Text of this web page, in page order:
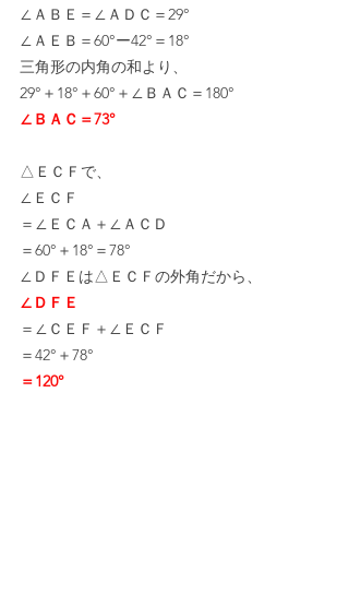
∠ＡＢＥ＝∠ＡＤＣ＝29°
∠ＡＥＢ＝60°ー42°＝18°
三角形の内角の和より、
29°＋18°＋60°＋∠ＢＡＣ＝180°
∠ＢＡＣ＝73°
△ＥＣＦで、
∠ＥＣＦ
＝∠ＥＣＡ＋∠ＡＣＤ
＝60°＋18°＝78°
∠ＤＦＥは△ＥＣＦの外角だから、
∠ＤＦＥ
＝∠ＣＥＦ＋∠ＥＣＦ
＝42°＋78°
＝120°